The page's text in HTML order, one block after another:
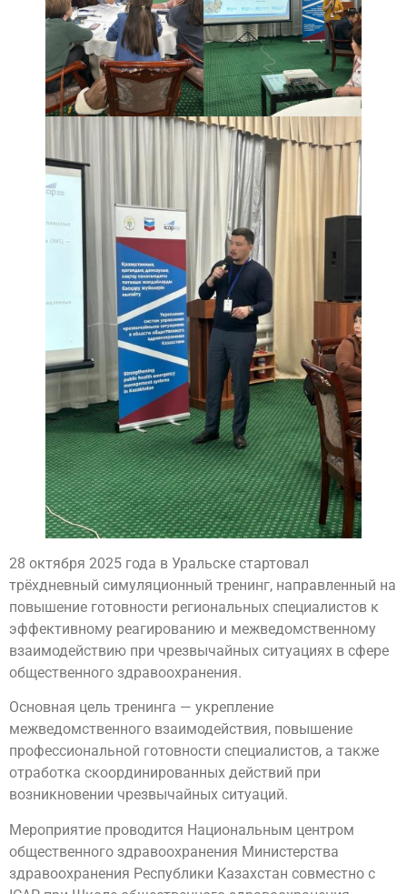
28 октября 2025 года в Уральске стартовал
трёхдневный симуляционный тренинг, направленный на
повышение готовности региональных специалистов к
эффективному реагированию и межведомственному
взаимодействию при чрезвычайных ситуациях в сфере
общественного здравоохранения.
Основная цель тренинга — укрепление
межведомственного взаимодействия, повышение
профессиональной готовности специалистов, а также
отработка скоординированных действий при
возникновении чрезвычайных ситуаций.
Мероприятие проводится Национальным центром
общественного здравоохранения Министерства
здравоохранения Республики Казахстан совместно с